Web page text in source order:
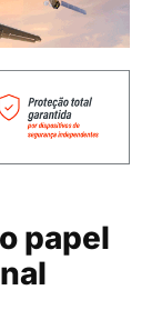
papel